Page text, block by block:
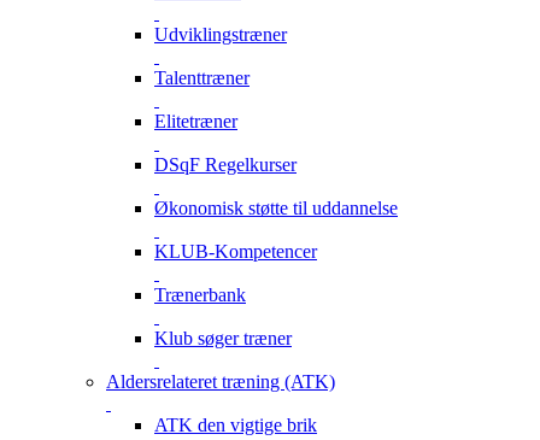
Udviklingstræner
Talenttræner
Elitetræner
DSqF Regelkurser
Økonomisk støtte til uddannelse
KLUB-Kompetencer
Trænerbank
Klub søger træner
Aldersrelateret træning (ATK)
ATK den vigtige brik